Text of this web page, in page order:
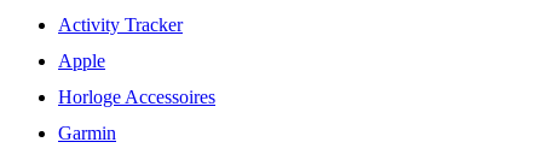
Activity Tracker
Apple
Horloge Accessoires
Garmin